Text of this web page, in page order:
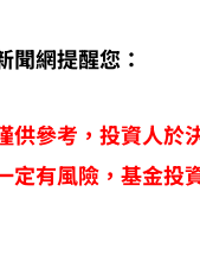
聞網提醒您：
供參考，投資人於
定有風險，基金投